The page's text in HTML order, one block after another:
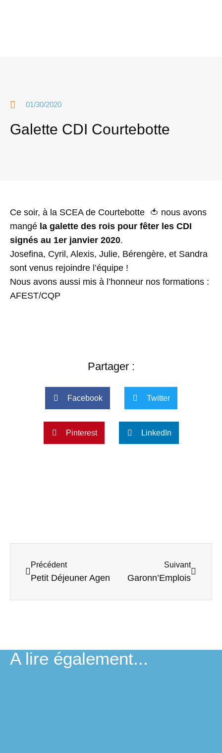
01/30/2020
Galette CDI Courtebotte
Ce soir, à la SCEA de Courtebotte 🍅 nous avons
mangé la galette des rois pour fêter les CDI
signés au 1er janvier 2020.
Josefina, Cyril, Alexis, Julie, Bérengère, et Sandra
sont venus rejoindre l’équipe !
Nous avons aussi mis à l’honneur nos formations :
AFEST/CQP
Partager :
Facebook Twitter
Pinterest LinkedIn
Précédent
Petit Déjeuner Agen
Suivant
Garonn’Emplois
A lire également...